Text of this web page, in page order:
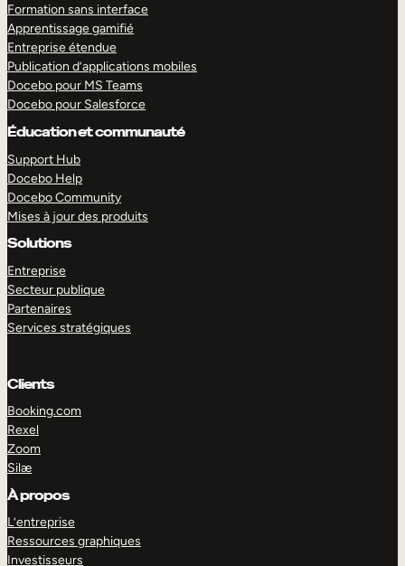
Formation sans interface
Apprentissage gamifié
Entreprise étendue
Publication d’applications mobiles
Docebo pour MS Teams
Docebo pour Salesforce
Éducation et communauté
Support Hub
Docebo Help
Docebo Community
Mises à jour des produits
Solutions
Entreprise
Secteur publique
Partenaires
Services stratégiques
Clients
Booking.com
Rexel
Zoom
Silæ
À propos
L’entreprise
Ressources graphiques
Investisseurs